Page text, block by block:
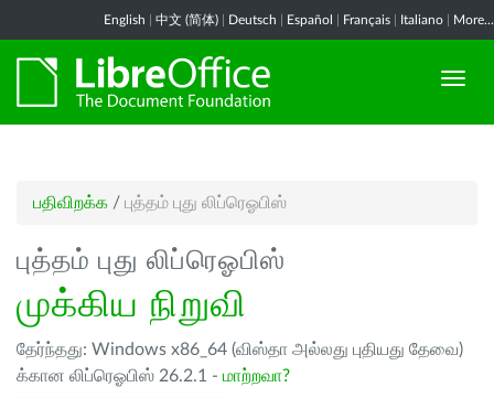
English 中文 (简体) Deutsch Español Français Italiano More...
பதிவிறக்க / புத்தம் புது லிப்ரெஓபிஸ்
புத்தம் புது லிப்ரெஓபிஸ்
முக்கிய நிறுவி
தேர்ந்தது: Windows x86_64 (விஸ்தா அல்லது புதியது தேவை)
க்கான லிப்ரெஓபிஸ் 26.2.1 - மாற்றவா?